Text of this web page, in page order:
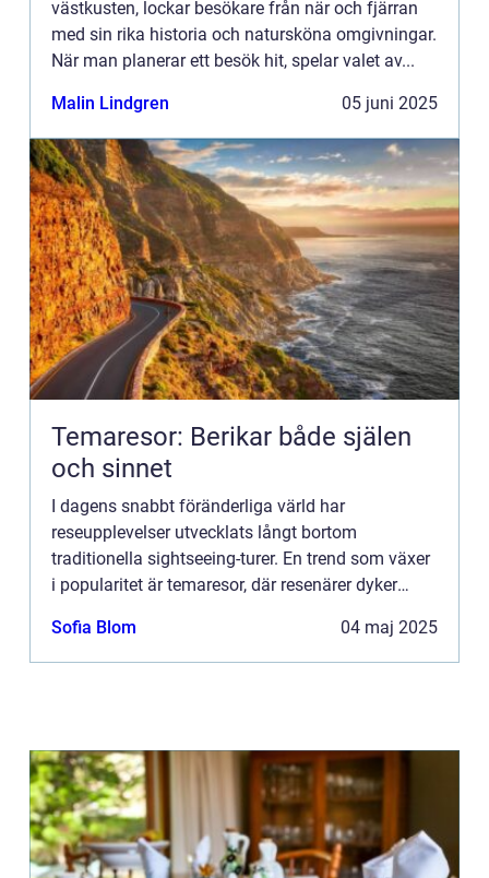
västkusten, lockar besökare från när och fjärran
med sin rika historia och natursköna omgivningar.
När man planerar ett besök hit, spelar valet av...
Malin Lindgren 05 juni 2025
Temaresor: Berikar både själen
och sinnet
I dagens snabbt föränderliga värld har
reseupplevelser utvecklats långt bortom
traditionella sightseeing-turer. En trend som växer
i popularitet är temaresor, där resenärer dyker
Sofia Blom 04 maj 2025